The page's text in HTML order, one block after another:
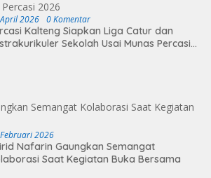
2026 0 Komentar
Kalteng Siapkan Liga Catur dan
Sekolah Usai Munas Percasi
2026
Nafarin Gaungkan Semangat
Saat Kegiatan Buka Bersama